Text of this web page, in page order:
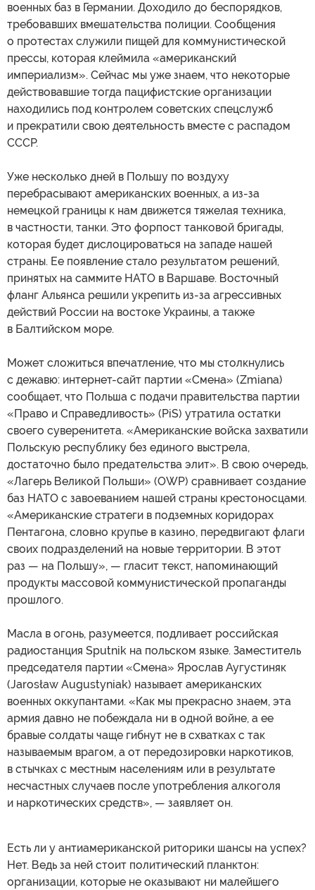
военных баз в Германии. Доходило до беспорядков,
требовавших вмешательства полиции. Сообщения
о протестах служили пищей для коммунистической
прессы, которая клеймила «американский
империализм». Сейчас мы уже знаем, что некоторые
действовавшие тогда пацифистские организации
находились под контролем советских спецслужб
и прекратили свою деятельность вместе с распадом
СССР.
Уже несколько дней в Польшу по воздуху
перебрасывают американских военных, а из-за
немецкой границы к нам движется тяжелая техника,
в частности, танки. Это форпост танковой бригады,
которая будет дислоцироваться на западе нашей
страны. Ее появление стало результатом решений,
принятых на саммите НАТО в Варшаве. Восточный
фланг Альянса решили укрепить из-за агрессивных
действий России на востоке Украины, а также
в Балтийском море.
Может сложиться впечатление, что мы столкнулись
с дежавю: интернет-сайт партии «Смена» (Zmiana)
сообщает, что Польша с подачи правительства партии
«Право и Справедливость» (PiS) утратила остатки
своего суверенитета. «Американские войска захватили
Польскую республику без единого выстрела,
достаточно было предательства элит». В свою очередь,
«Лагерь Великой Польши» (OWP) сравнивает создание
баз НАТО с завоеванием нашей страны крестоносцами.
«Американские стратеги в подземных коридорах
Пентагона, словно крупье в казино, передвигают флаги
своих подразделений на новые территории. В этот
раз — на Польшу», — гласит текст, напоминающий
продукты массовой коммунистической пропаганды
прошлого.
Масла в огонь, разумеется, подливает российская
радиостанция Sputnik на польском языке. Заместитель
председателя партии «Смена» Ярослав Аугустиняк
(Jarosław Augustyniak) называет американских
военных оккупантами. «Как мы прекрасно знаем, эта
армия давно не побеждала ни в одной войне, а ее
бравые солдаты чаще гибнут не в схватках с так
называемым врагом, а от передозировки наркотиков,
в стычках с местным населениям или в результате
несчастных случаев после употребления алкоголя
и наркотических средств», — заявляет он.
Есть ли у антиамериканской риторики шансы на успех?
Нет. Ведь за ней стоит политический планктон:
организации, которые не оказывают ни малейшего